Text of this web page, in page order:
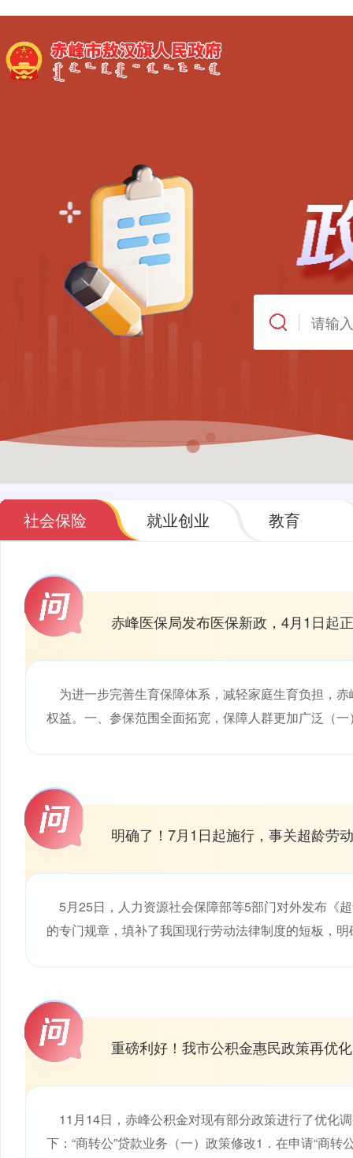
社会保险 就业创业 教育
赤峰医保局发布医保新政，4月1日起
为进一步完善生育保障体系，减轻家庭生育负担，
权益。一、参保范围全面拓宽，保障人群更加广泛（
明确了！7月1日起施行，事关超龄劳
5月25日，人力资源社会保障部等5部门对外发布《
的专门规章，填补了我国现行劳动法律制度的短板，
重磅利好！我市公积金惠民政策再优化
11月14日，赤峰公积金对现有部分政策进行了优化
下：“商转公”贷款业务（一）政策修改1．在申请“商